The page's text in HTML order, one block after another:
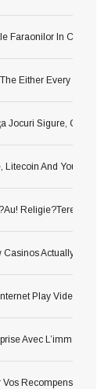
Faraonilor In Cea
Either Every Single
Jocuri Sigure,
Litecoin And You May
Religie?terea
Casinos Actually
Play Video
Avec L’immersion
Recompense